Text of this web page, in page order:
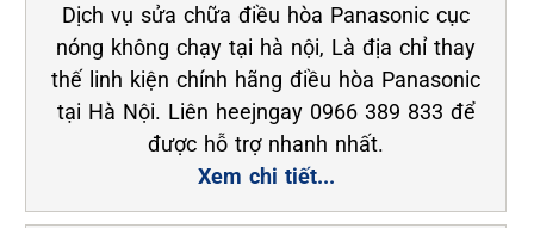
Dịch vụ sửa chữa điều hòa Panasonic cục
nóng không chạy tại hà nội, Là địa chỉ thay
thế linh kiện chính hãng điều hòa Panasonic
tại Hà Nội. Liên heejngay 0966 389 833 để
được hỗ trợ nhanh nhất.
Xem chi tiết...